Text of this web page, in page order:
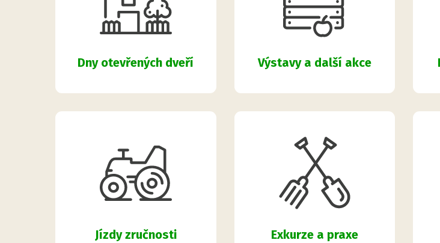
Dny otevřených dveří Výstavy a další akce
Jízdy zručnosti Exkurze a praxe